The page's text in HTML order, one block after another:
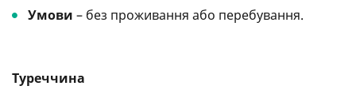
Умови – без проживання або перебування.
Туреччина